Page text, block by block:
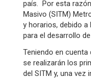
país. Por esta
Masivo (SITM)
y horarios, debido a
para el desarrollo
Teniendo en cuenta
se realizarán los
del SITM y, una vez